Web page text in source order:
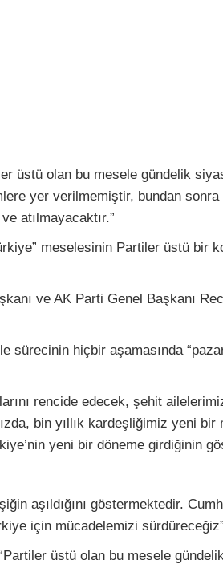
üstü olan bu mesele gündelik
yer verilmemiştir, bundan
atılmayacaktır.”
meselesinin Partiler üstü
ve AK Parti Genel Başkanı
sürecinin hiçbir aşamasında
rencide edecek, şehit
bin yıllık kardeşliğimiz yeni
yeni bir döneme girdiğinin
aşıldığını göstermektedir.
için mücadelemizi
üstü olan bu mesele